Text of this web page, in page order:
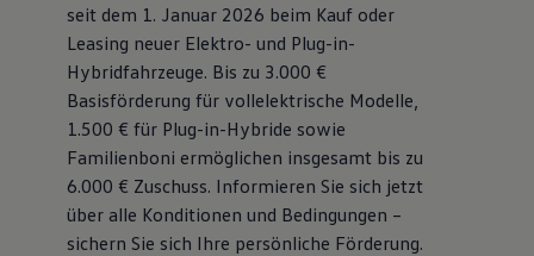
seit dem 1. Januar 2026 beim Kauf oder
Leasing neuer Elektro- und Plug-in-
Hybridfahrzeuge. Bis zu 3.000 €
Basisförderung für vollelektrische Modelle,
1.500 € für Plug-in-Hybride sowie
Familienboni ermöglichen insgesamt bis zu
6.000 € Zuschuss⁠. Informieren Sie sich jetzt
über alle Konditionen und Bedingungen –
sichern Sie sich Ihre persönliche Förderung.